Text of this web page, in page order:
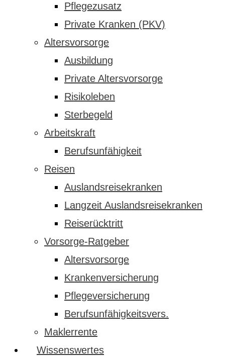
Pflegezusatz
Private Kranken (PKV)
Altersvorsorge
Ausbildung
Private Altersvorsorge
Risikoleben
Sterbegeld
Arbeitskraft
Berufsunfähigkeit
Reisen
Auslandsreisekranken
Langzeit Auslandsreisekranken
Reiserücktritt
Vorsorge-Ratgeber
Altersvorsorge
Krankenversicherung
Pflegeversicherung
Berufsunfähigkeitsvers.
Maklerrente
Wissenswertes